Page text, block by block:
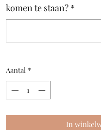
komen te staan? *
Aantal *
In